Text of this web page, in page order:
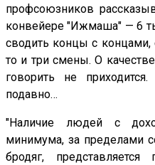
профсоюзников
конвейере "Ижмаша" — 6
сводить концы с концами,
то и три смены. О
говорить не
подавно…
"Наличие людей с
минимума, за пределами
бродяг, представляется